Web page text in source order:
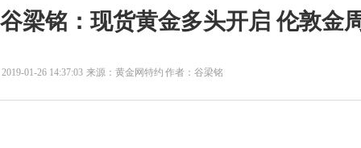
谷梁铭：现货黄金多头开启 伦敦金
2019-01-26 14:37:03 来源：黄金网特约 作者：谷梁铭